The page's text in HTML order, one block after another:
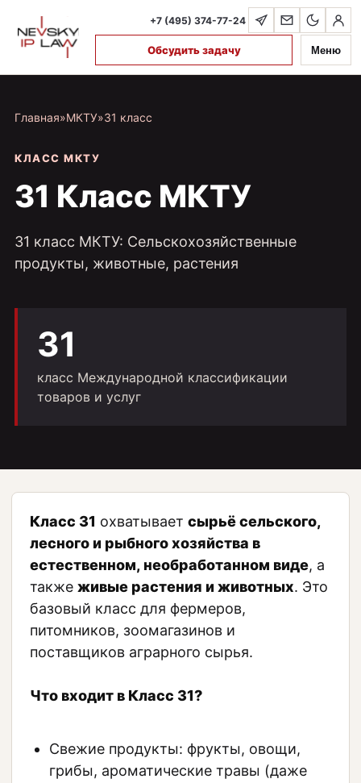
+7 (495) 374-77-24
Обсудить задачу Меню
Главная»МКТУ»31 класс
КЛАСС МКТУ
31 Класс МКТУ
31 класс МКТУ: Сельскохозяйственные
продукты, животные, растения
31
класс Международной классификации
товаров и услуг
Класс 31 охватывает сырьё сельского,
лесного и рыбного хозяйства в
естественном, необработанном виде, а
также живые растения и животных. Это
базовый класс для фермеров,
питомников, зоомагазинов и
поставщиков аграрного сырья.
Что входит в Класс 31?
Свежие продукты: фрукты, овощи,
грибы, ароматические травы (даже